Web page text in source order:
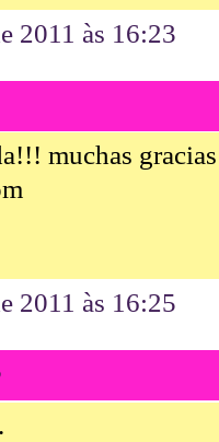
2011 às 16:23
muchas
2011 às 16:25